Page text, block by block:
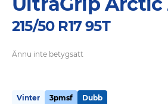
215/50 R17 95T
Ännu inte betygsatt
Vinter 3pmsf Dubb